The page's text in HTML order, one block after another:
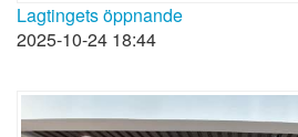
Lagtingets öppnande
2025-10-24 18:44